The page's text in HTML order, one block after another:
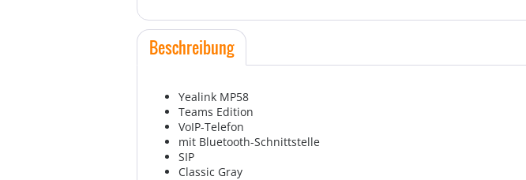
Beschreibung
Yealink MP58
Teams Edition
VoIP-Telefon
mit Bluetooth-Schnittstelle
SIP
Classic Gray